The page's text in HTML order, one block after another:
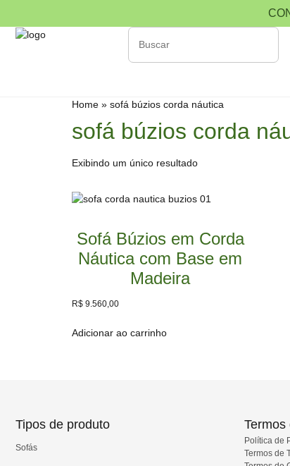
Home » sofá búzios corda náutica
sofá búzios corda
Exibindo um único resultado
Sofá Búzios em Corda
Náutica com Base em
Madeira
R$ 9.560,00
Adicionar ao carrinho
Tipos de produto
Sofás
Política de
Termos de